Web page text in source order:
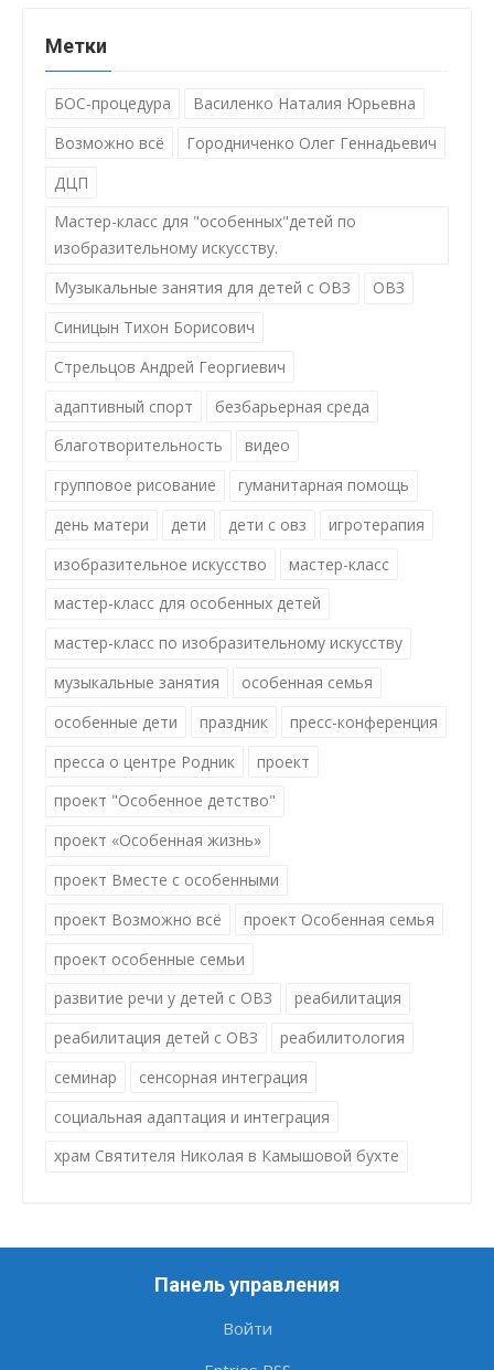
Метки
БОС-процедура
Василенко Наталия Юрьевна
Возможно всё
Городниченко Олег Геннадьевич
ДЦП
Мастер-класс для "особенных"детей по
изобразительному искусству.
Музыкальные занятия для детей с ОВЗ
ОВЗ
Синицын Тихон Борисович
Стрельцов Андрей Георгиевич
адаптивный спорт
безбарьерная среда
благотворительность
видео
групповое рисование
гуманитарная помощь
день матери
дети дети с овз
игротерапия
изобразительное искусство
мастер-класс
мастер-класс для особенных детей
мастер-класс по изобразительному искусству
музыкальные занятия
особенная семья
особенные дети
праздник
пресс-конференция
пресса о центре Родник
проект
проект "Особенное детство"
проект «Особенная жизнь»
проект Вместе с особенными
проект Возможно всё
проект Особенная семья
проект особенные семьи
развитие речи у детей с ОВЗ
реабилитация
реабилитация детей с ОВЗ
реабилитология
семинар
сенсорная интеграция
социальная адаптация и интеграция
храм Святителя Николая в Камышовой бухте
Панель управления
Войти